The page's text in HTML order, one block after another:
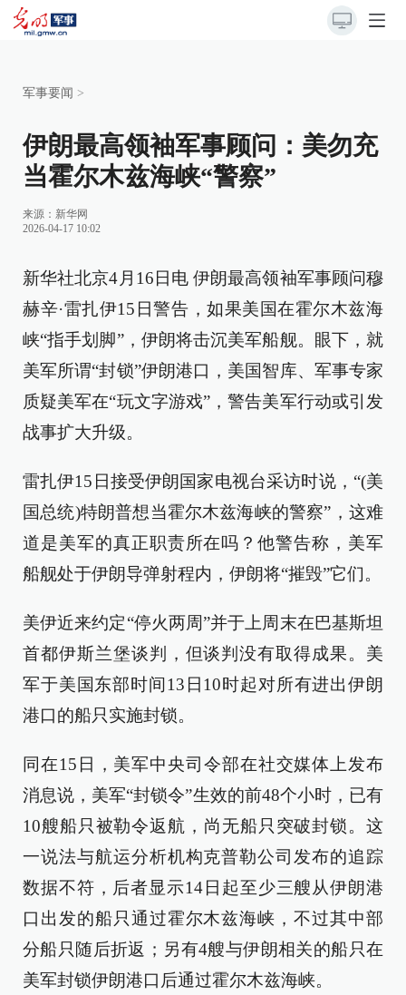
军事要闻 >
伊朗最高领袖军事顾问：美勿充
当霍尔木兹海峡“警察”
来源： 新华网
2026-04-17 10:02
新华社北京4月16日电 伊朗最高领袖军事顾问穆
赫辛·雷扎伊15日警告，如果美国在霍尔木兹海
峡“指手划脚”，伊朗将击沉美军船舰。眼下，就
美军所谓“封锁”伊朗港口，美国智库、军事专家
质疑美军在“玩文字游戏”，警告美军行动或引发
战事扩大升级。
雷扎伊15日接受伊朗国家电视台采访时说，“(美
国总统)特朗普想当霍尔木兹海峡的警察”，这难
道是美军的真正职责所在吗？他警告称，美军
船舰处于伊朗导弹射程内，伊朗将“摧毁”它们。
美伊近来约定“停火两周”并于上周末在巴基斯坦
首都伊斯兰堡谈判，但谈判没有取得成果。美
军于美国东部时间13日10时起对所有进出伊朗
港口的船只实施封锁。
同在15日，美军中央司令部在社交媒体上发布
消息说，美军“封锁令”生效的前48个小时，已有
10艘船只被勒令返航，尚无船只突破封锁。这
一说法与航运分析机构克普勒公司发布的追踪
数据不符，后者显示14日起至少三艘从伊朗港
口出发的船只通过霍尔木兹海峡，不过其中部
分船只随后折返；另有4艘与伊朗相关的船只在
美军封锁伊朗港口后通过霍尔木兹海峡。